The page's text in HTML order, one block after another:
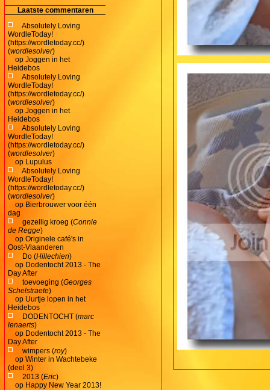
Laatste commentaren
Absolutely Loving
WordleToday!
(https://wordletoday.cc/)
(wordlesolver)
op Joggen in het
Heidebos
Absolutely Loving
WordleToday!
(https://wordletoday.cc/)
(wordlesolver)
op Joggen in het
Heidebos
Absolutely Loving
WordleToday!
(https://wordletoday.cc/)
(wordlesolver)
op Lupulus
Absolutely Loving
WordleToday!
(https://wordletoday.cc/)
(wordlesolver)
op Bierbrouwer voor één
dag
gezellig kroeg (Connie
de Regge)
op Originele café's in
Oost-Vlaanderen
Do (Hillechien)
op Dodentocht 2013 - The
Day After
toevoeging (Georges
Schelstraete)
op Uurtje lopen in het
Heidebos
DODENTOCHT (marc
lenaerts)
op Dodentocht 2013 - The
Day After
wimpers (roy)
op Winter in Wachtebeke
(deel 3)
2013 (Eric)
op Happy New Year 2013!